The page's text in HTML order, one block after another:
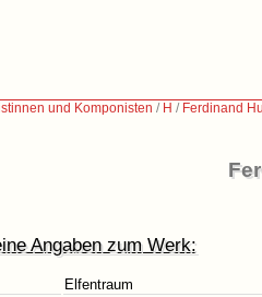
und Komponisten / H / Ferdinand
Angaben zum Werk:
Elfentraum